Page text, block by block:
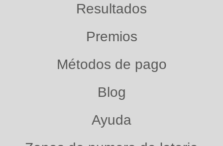
Resultados
Premios
Métodos de pago
Blog
Ayuda